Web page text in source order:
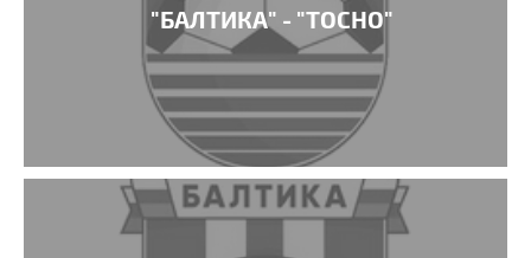
"БАЛТИКА" - "ТОСНО"